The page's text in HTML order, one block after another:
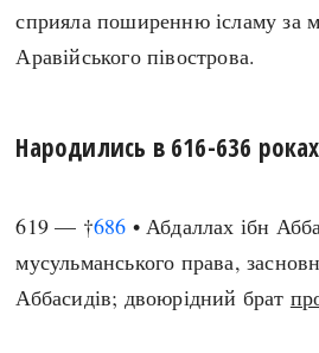
сприяла поширенню ісламу за
Аравійського півострова.
Народились в 616-636 роках
619 — †686 • Абдаллах ібн
мусульманського права,
Аббасидів; двоюрідний брат